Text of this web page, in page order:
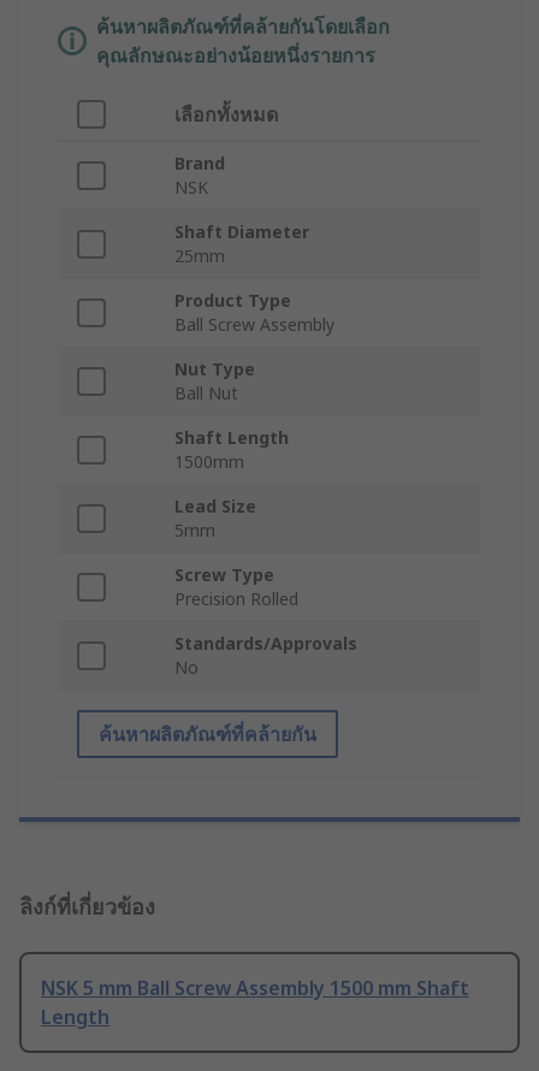
ค้นหาผลิตภัณฑ์ที่คล้ายกันโดยเลือก
คุณลักษณะอย่างน้อยหนึ่งรายการ
เลือกทั้งหมด
Brand
NSK
Shaft Diameter
25mm
Product Type
Ball Screw Assembly
Nut Type
Ball Nut
Shaft Length
1500mm
Lead Size
5mm
Screw Type
Precision Rolled
Standards/Approvals
No
ค้นหาผลิตภัณฑ์ที่คล้ายกัน
ลิงก์ที่เกี่ยวข้อง
NSK 5 mm Ball Screw Assembly 1500 mm Shaft
Length